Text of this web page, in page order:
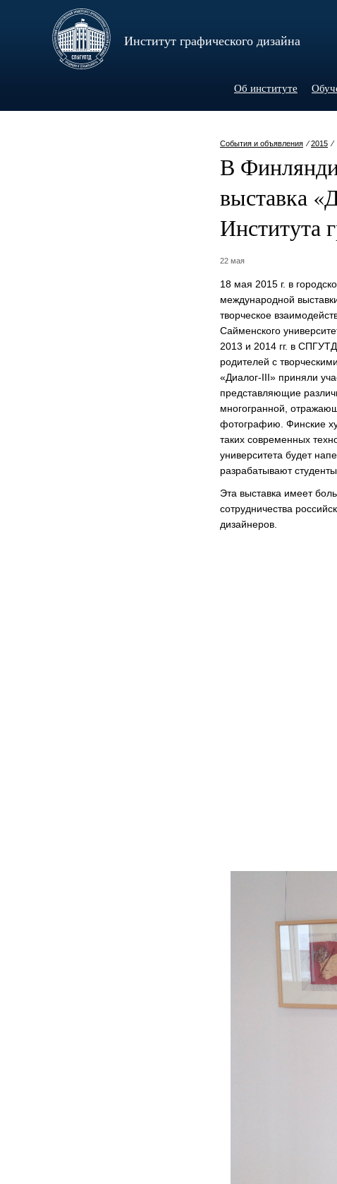
Институт графического дизайна
Об институте
События и объявления ⁄2015 ⁄
В
выставка
Института
22 мая
18 мая 2015 г. в
международной
творческое
Сайменского
2013 и 2014 гг. в
родителей с
«Диалог-III» приняли
представляющие
многогранной,
фотографию. Финские
таких современных
университета будет
разрабатывают
Эта выставка имеет
сотрудничества
дизайнеров.